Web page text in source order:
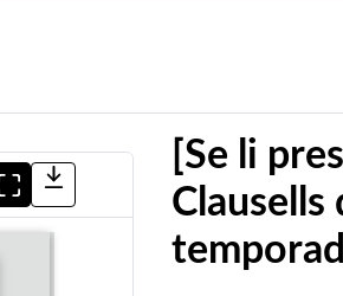
[Se li
Clausells